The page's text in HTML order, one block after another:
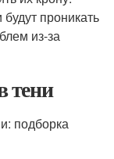
проникать
из-за
тени
подборка